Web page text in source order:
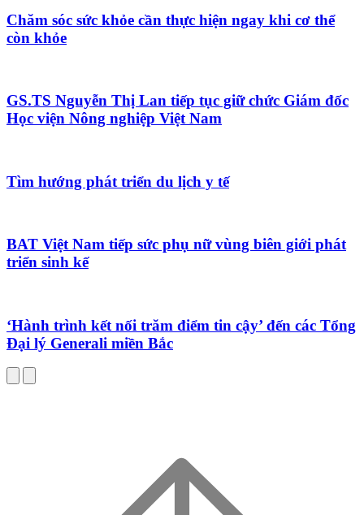
Chăm sóc sức khỏe cần thực hiện ngay khi cơ thể
còn khỏe
GS.TS Nguyễn Thị Lan tiếp tục giữ chức Giám đốc
Học viện Nông nghiệp Việt Nam
Tìm hướng phát triển du lịch y tế
BAT Việt Nam tiếp sức phụ nữ vùng biên giới phát
triển sinh kế
‘Hành trình kết nối trăm điểm tin cậy’ đến các Tổng
Đại lý Generali miền Bắc